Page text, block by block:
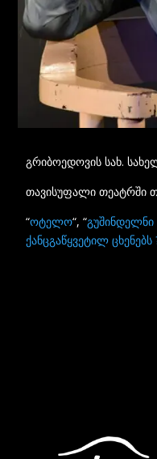
გრიბოედოვის სახ.
თავისუფალი თეატრში
“ოტელო“, “
ქანცგაწყვეტილ ცხენებს